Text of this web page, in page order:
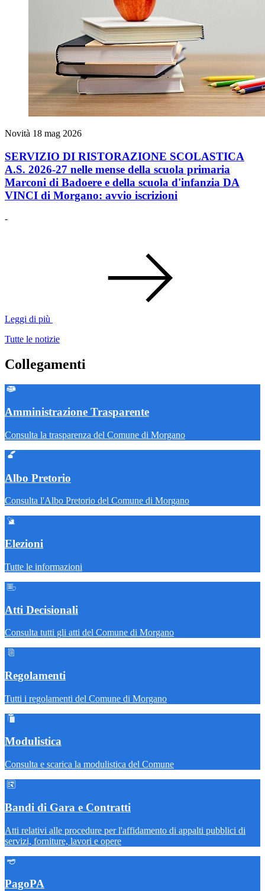
Novità 18 mag 2026
SERVIZIO DI RISTORAZIONE SCOLASTICA
A.S. 2026-27 nelle mense della scuola primaria
Marconi di Badoere e della scuola d'infanzia DA
VINCI di Morgano: avvio iscrizioni
-
Leggi di più
Tutte le notizie
Collegamenti
Amministrazione Trasparente
Consulta la trasparenza del Comune di Morgano
Albo Pretorio
Consulta l'Albo Pretorio del Comune di Morgano
Elezioni
Tutte le informazioni
Atti Decisionali
Consulta tutti gli atti del Comune di Morgano
Regolamenti
Tutti i regolamenti del Comune di Morgano
Modulistica
Consulta e scarica la modulistica del Comune
Bandi di Gara e Contratti
Atti relativi alle procedure per l'affidamento di appalti pubblici di
servizi, forniture, lavori e opere
PagoPA